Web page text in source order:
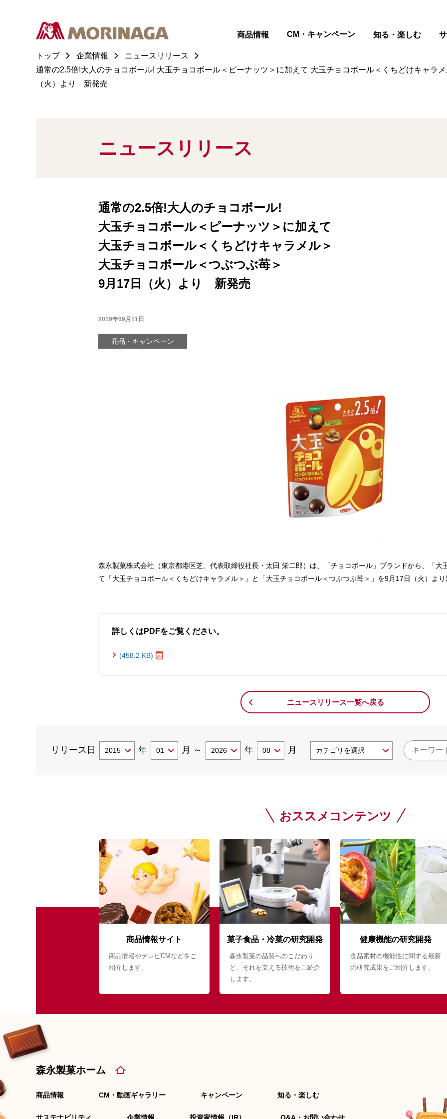
商品情報 CM・キャンペーン 知る・楽しむ
トップ 企業情報
ニュースリリース
通常の2.5倍!大人のチョコボール! 大玉チョコボール＜ピーナッツ＞に加えて 大玉チョコボール＜くちどけキャラ
（火）より 新発売
ニュースリリース
通常の2.5倍!大人のチョコボール!
大玉チョコボール＜ピーナッツ＞に加えて
大玉チョコボール＜くちどけキャラメル＞
大玉チョコボール＜つぶつぶ苺＞
9月17日（火）より 新発売
2019年09月11日
商品・キャンペーン
森永製菓株式会社（東京都港区芝、代表取締役社長・太田 栄二郎）は、「チョコボール」ブランドから、「大
て「大玉チョコボール＜くちどけキャラメル＞」と「大玉チョコボール＜つぶつぶ苺＞」を9月17日（火）よ
詳しくはPDFをご覧ください。
(458.2 KB)
ニュースリリース一覧へ戻る
リリース日 年 月 ～ 年 月
おススメコンテンツ
商品情報サイト
商品情報やテレビCMなどをご
紹介します。
菓子食品・冷菓の研究開発
森永製菓の品質へのこだわり
と、それを支える技術をご紹介
します。
健康機能の研究開発
食品素材の機能性に関する最新
の研究成果をご紹介します。
森永製菓ホーム
商品情報 CM・動画ギャラリー キャンペーン 知る・楽しむ